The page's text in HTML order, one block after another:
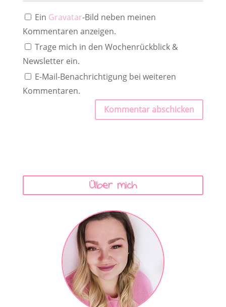
Ein Gravatar-Bild neben meinen
Kommentaren anzeigen.
Trage mich in den Wochenrückblick &
Newsletter ein.
E-Mail-Benachrichtigung bei weiteren
Kommentaren.
Kommentar abschicken
Über mich